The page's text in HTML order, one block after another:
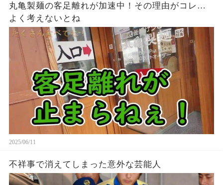
丸亀製麺の客足離れが加速中！その理由がコレ…
よく考えないとね
2025/06/11
不祥事で消えてしまった意外な芸能人